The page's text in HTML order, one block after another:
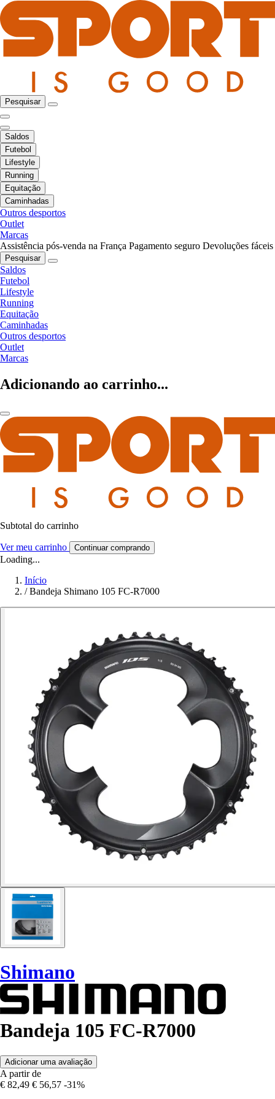
Pesquisar
Saldos
Futebol
Lifestyle
Running
Equitação
Caminhadas
Outros desportos
Outlet
Marcas
Assistência pós-venda na França Pagamento seguro Devoluções fáceis
Pesquisar
Saldos
Futebol
Lifestyle
Running
Equitação
Caminhadas
Outros desportos
Outlet
Marcas
Adicionando ao carrinho...
Subtotal do carrinho
Ver meu carrinho Continuar comprando
Loading...
Início
/ Bandeja Shimano 105 FC-R7000
Shimano
Bandeja 105 FC-R7000
Adicionar uma avaliação
A partir de
€ 82,49 € 56,57 -31%